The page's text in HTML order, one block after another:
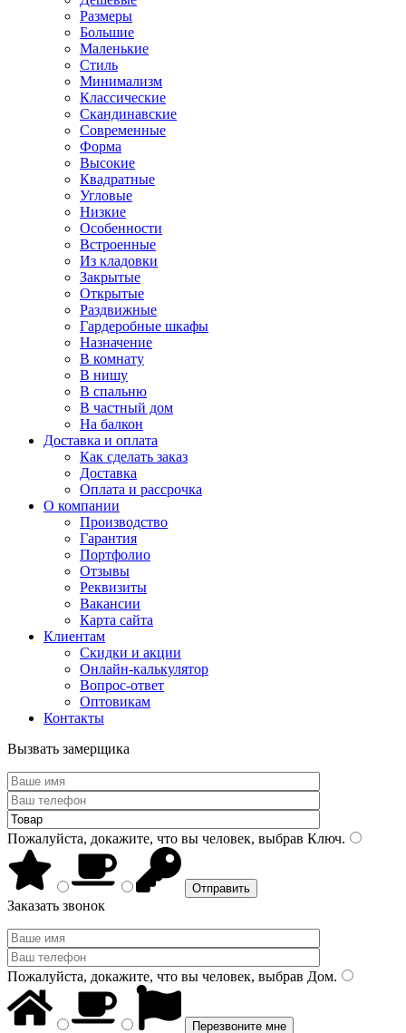
Размеры
Большие
Маленькие
Стиль
Минимализм
Классические
Скандинавские
Современные
Форма
Высокие
Квадратные
Угловые
Низкие
Особенности
Встроенные
Из кладовки
Закрытые
Открытые
Раздвижные
Гардеробные шкафы
Назначение
В комнату
В нишу
В спальню
В частный дом
На балкон
Доставка и оплата
Как сделать заказ
Доставка
Оплата и рассрочка
О компании
Производство
Гарантия
Портфолио
Отзывы
Реквизиты
Вакансии
Карта сайта
Клиентам
Скидки и акции
Онлайн-калькулятор
Вопрос-ответ
Оптовикам
Контакты
Вызвать замерщика
Пожалуйста, докажите, что вы человек, выбрав Ключ.
Заказать звонок
Пожалуйста, докажите, что вы человек, выбрав Дом.